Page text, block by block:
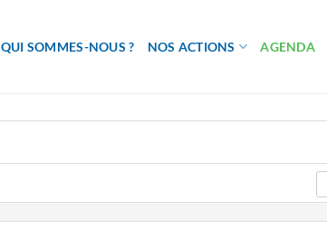
QUI SOMMES-NOUS ? NOS ACTIONS AGENDA